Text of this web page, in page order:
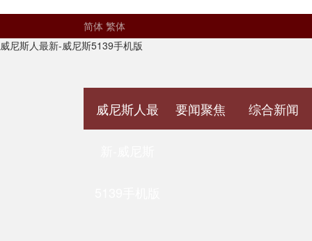
简体 繁体
威尼斯人最新-威尼斯5139手机版
威尼斯人最 要闻聚焦 综合新闻